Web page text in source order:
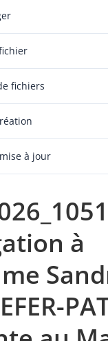
fichiers
à jour
à